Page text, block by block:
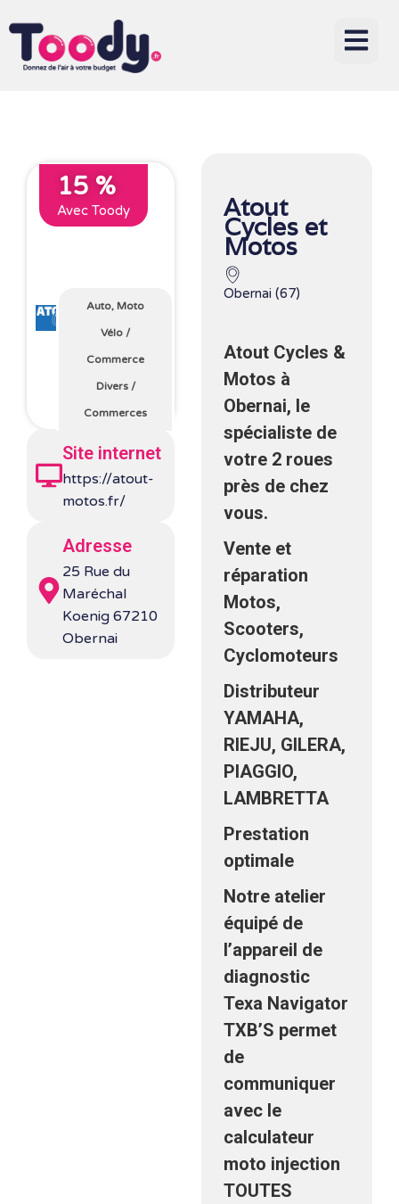
15 %
Avec Toody
Auto, Moto
Vélo /
Commerce
Divers/
Commerces
Site internet
https://atout-
motos.fr/
Adresse
25 Rue du
Maréchal
Koenig 67210
Obernai
Atout
Cycles et
Motos
Obernai (67)
Atout Cycles &
Motos à
Obernai, le
spécialiste de
votre 2 roues
près de chez
vous.
Vente et
réparation
Motos,
Scooters,
Cyclomoteurs
Distributeur
YAMAHA,
RIEJU, GILERA,
PIAGGIO,
LAMBRETTA
Prestation
optimale
Notre atelier
équipé de
l’appareil de
diagnostic
Texa Navigator
TXB’S permet
de
communiquer
avec le
calculateur
moto injection
TOUTES